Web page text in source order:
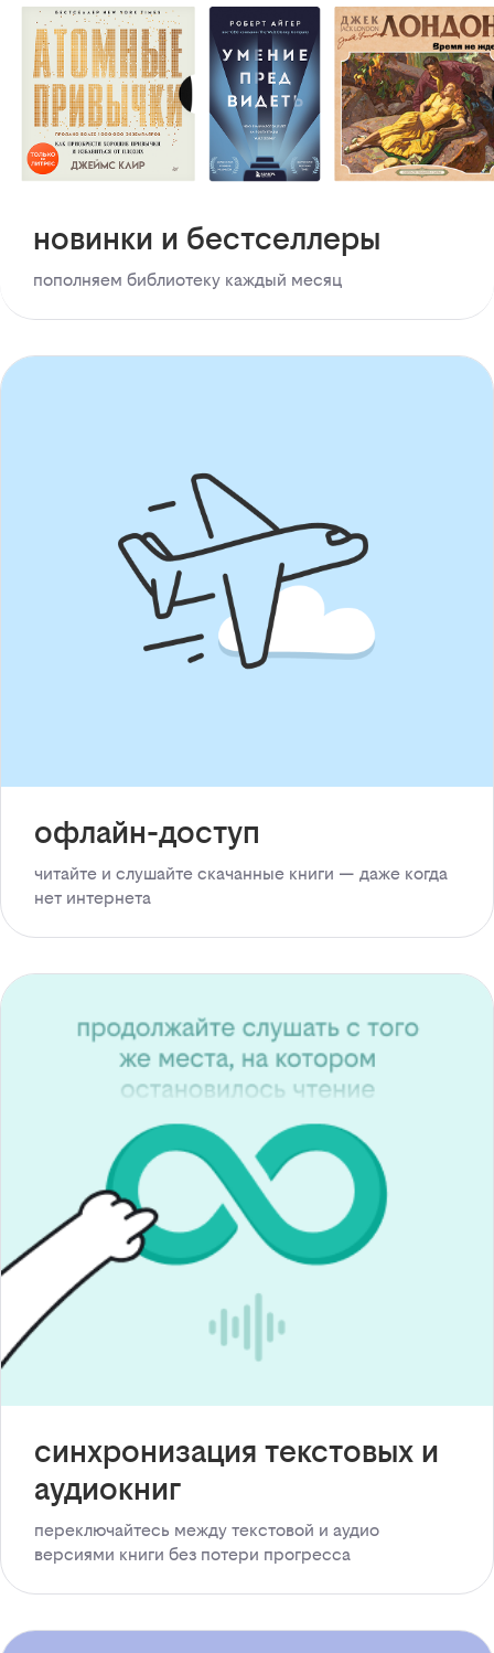
новинки и бестселлеры
пополняем библиотеку каждый месяц
офлайн-доступ
читайте и слушайте скачанные книги — даже когда
нет интернета
синхронизация текстовых и
аудиокниг
переключайтесь между текстовой и аудио
версиями книги без потери прогресса